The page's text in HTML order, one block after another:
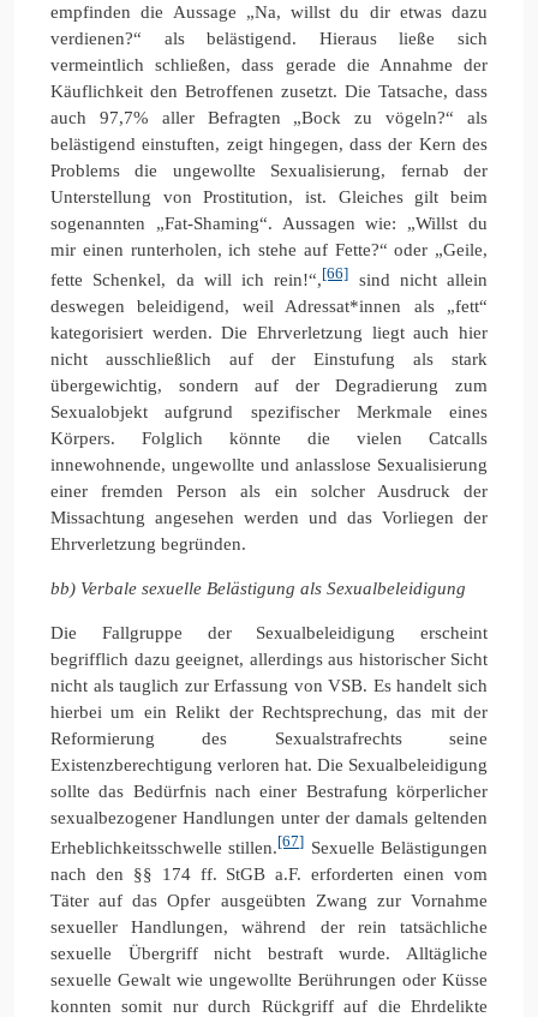
empfinden die Aussage „Na, willst du dir etwas dazu
verdienen?“ als belästigend. Hieraus ließe sich
vermeintlich schließen, dass gerade die Annahme der
Käuflichkeit den Betroffenen zusetzt. Die Tatsache, dass
auch 97,7% aller Befragten „Bock zu vögeln?“ als
belästigend einstuften, zeigt hingegen, dass der Kern des
Problems die ungewollte Sexualisierung, fernab der
Unterstellung von Prostitution, ist. Gleiches gilt beim
sogenannten „Fat-Shaming“. Aussagen wie: „Willst du
mir einen runterholen, ich stehe auf Fette?“ oder „Geile,
fette Schenkel, da will ich rein!“,[66] sind nicht allein
deswegen beleidigend, weil Adressat*innen als „fett“
kategorisiert werden. Die Ehrverletzung liegt auch hier
nicht ausschließlich auf der Einstufung als stark
übergewichtig, sondern auf der Degradierung zum
Sexualobjekt aufgrund spezifischer Merkmale eines
Körpers. Folglich könnte die vielen Catcalls
innewohnende, ungewollte und anlasslose Sexualisierung
einer fremden Person als ein solcher Ausdruck der
Missachtung angesehen werden und das Vorliegen der
Ehrverletzung begründen.
bb) Verbale sexuelle Belästigung als Sexualbeleidigung
Die Fallgruppe der Sexualbeleidigung erscheint
begrifflich dazu geeignet, allerdings aus historischer Sicht
nicht als tauglich zur Erfassung von VSB. Es handelt sich
hierbei um ein Relikt der Rechtsprechung, das mit der
Reformierung des Sexualstrafrechts seine
Existenzberechtigung verloren hat. Die Sexualbeleidigung
sollte das Bedürfnis nach einer Bestrafung körperlicher
sexualbezogener Handlungen unter der damals geltenden
Erheblichkeitsschwelle stillen.[67] Sexuelle Belästigungen
nach den §§ 174 ff. StGB a.F. erforderten einen vom
Täter auf das Opfer ausgeübten Zwang zur Vornahme
sexueller Handlungen, während der rein tatsächliche
sexuelle Übergriff nicht bestraft wurde. Alltägliche
sexuelle Gewalt wie ungewollte Berührungen oder Küsse
konnten somit nur durch Rückgriff auf die Ehrdelikte